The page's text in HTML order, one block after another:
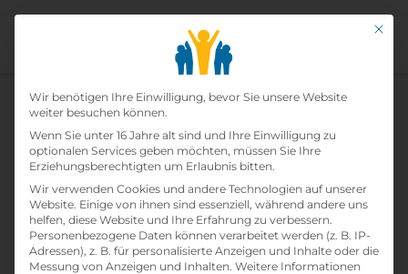
Lehrling Im Einzelhandel (w
/m /d)
Home»Offene Lehrstellen» Lehrling im
Einzelhandel (w /m /d)
Mit
Datenschutz-
Wir benötigen Ihre Einwilligung, bevor Sie unsere Website
weiter besuchen können.
Wenn Sie unter 16 Jahre alt sind und Ihre Einwilligung zu
optionalen Services geben möchten, müssen Sie Ihre
Erziehungsberechtigten um Erlaubnis bitten.
Wir verwenden Cookies und andere Technologien auf unserer
Website. Einige von ihnen sind essenziell, während andere uns
helfen, diese Website und Ihre Erfahrung zu verbessern.
Personenbezogene Daten können verarbeitet werden (z. B. IP-
Adressen), z. B. für personalisierte Anzeigen und Inhalte oder die
Messung von Anzeigen und Inhalten. Weitere Informationen